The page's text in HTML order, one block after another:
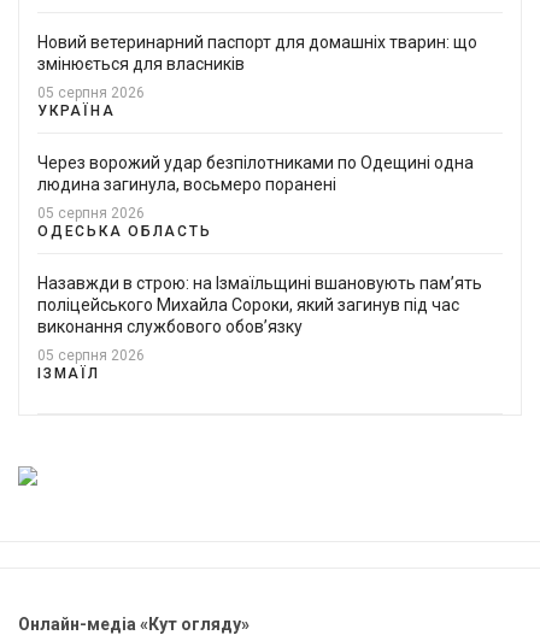
Новий ветеринарний паспорт для домашніх тварин: що
змінюється для власників
05 серпня 2026
УКРАЇНА
Через ворожий удар безпілотниками по Одещині одна
людина загинула, восьмеро поранені
05 серпня 2026
ОДЕСЬКА ОБЛАСТЬ
Назавжди в строю: на Ізмаїльщині вшановують пам’ять
поліцейського Михайла Сороки, який загинув під час
виконання службового обов’язку
05 серпня 2026
ІЗМАЇЛ
Онлайн-медіа «Кут огляду»